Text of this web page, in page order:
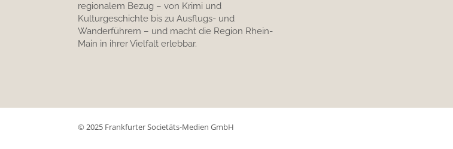
regionalem Bezug – von Krimi und
Kulturgeschichte bis zu Ausflugs- und
Wanderführern – und macht die Region Rhein-
Main in ihrer Vielfalt erlebbar.
© 2025 Frankfurter Societäts-Medien GmbH